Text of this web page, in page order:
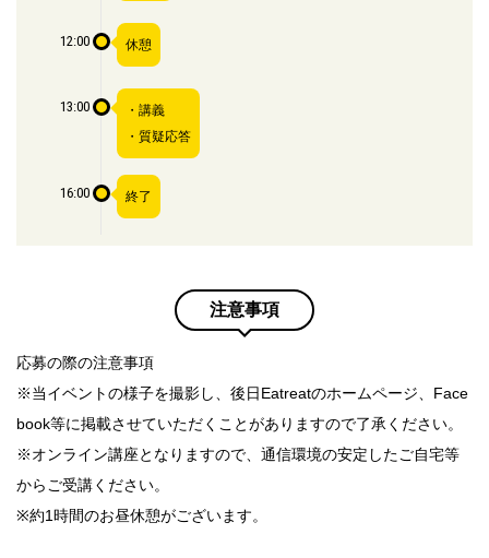
12:00 休憩
13:00
・講義
・質疑応答
16:00 終了
注意事項
応募の際の注意事項
※当イベントの様子を撮影し、後日Eatreatのホームページ、Face
book等に掲載させていただくことがありますので了承ください。
※オンライン講座となりますので、通信環境の安定したご自宅等
からご受講ください。
※約1時間のお昼休憩がございます。